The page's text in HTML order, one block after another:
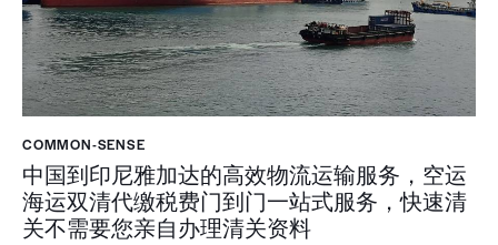
COMMON-SENSE
中国到印尼雅加达的高效物流运输服务，空运
海运双清代缴税费门到门一站式服务，快速清
关不需要您亲自办理清关资料